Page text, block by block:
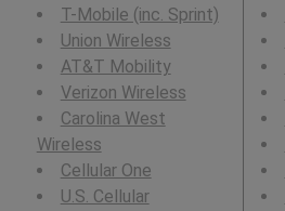
T-Mobile (inc. Sprint)
Union Wireless
AT&T Mobility
Verizon Wireless
Carolina West
Wireless
Cellular One
U.S. Cellular